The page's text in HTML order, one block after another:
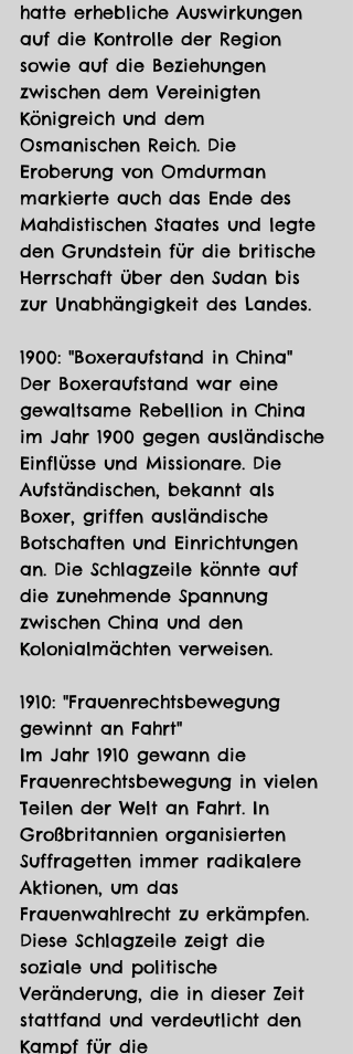
hatte erhebliche Auswirkungen
auf die Kontrolle der Region
sowie auf die Beziehungen
zwischen dem Vereinigten
Königreich und dem
Osmanischen Reich. Die
Eroberung von Omdurman
markierte auch das Ende des
Mahdistischen Staates und legte
den Grundstein für die britische
Herrschaft über den Sudan bis
zur Unabhängigkeit des Landes.
1900: "Boxeraufstand in China"
Der Boxeraufstand war eine
gewaltsame Rebellion in China
im Jahr 1900 gegen ausländische
Einflüsse und Missionare. Die
Aufständischen, bekannt als
Boxer, griffen ausländische
Botschaften und Einrichtungen
an. Die Schlagzeile könnte auf
die zunehmende Spannung
zwischen China und den
Kolonialmächten verweisen.
1910: "Frauenrechtsbewegung
gewinnt an Fahrt"
Im Jahr 1910 gewann die
Frauenrechtsbewegung in vielen
Teilen der Welt an Fahrt. In
Großbritannien organisierten
Suffragetten immer radikalere
Aktionen, um das
Frauenwahlrecht zu erkämpfen.
Diese Schlagzeile zeigt die
soziale und politische
Veränderung, die in dieser Zeit
stattfand und verdeutlicht den
Kampf für die